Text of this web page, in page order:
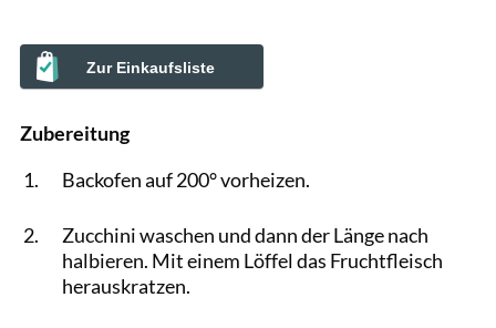
Zur Einkaufsliste
Zubereitung
Backofen auf 200° vorheizen.
Zucchini waschen und dann der Länge nach
halbieren. Mit einem Löffel das Fruchtfleisch
herauskratzen.